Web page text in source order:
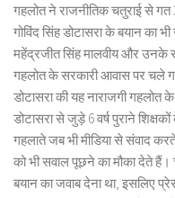
गहलोत ने राजनीतिक चतुराई से
गोविंद सिंह डोटासरा के बयान का
महेंद्रजीत सिंह मालवीय और
गहलोत के सरकारी आवास पर चले
डोटासरा की यह नाराजगी गहलोत
डोटासरा से जुड़े 6 वर्ष पुराने
गहलाते जब भी मीडिया से संवाद
को भी सवाल पूछने का मौका देते
बयान का जवाब देना था, इसलिए